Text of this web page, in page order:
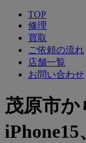
TOP
修理
買取
ご依頼の流れ
店舗一覧
お問い合わせ
茂原市
iPhone15